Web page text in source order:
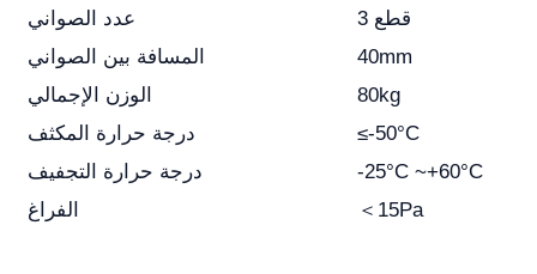
عدد الصواني
3 قطع
المسافة بين الصواني
40mm
الوزن الإجمالي
80kg
درجة حرارة المكثف
≤-50°C
درجة حرارة التجفيف
-25°C ~+60°C
الفراغ
＜15Pa